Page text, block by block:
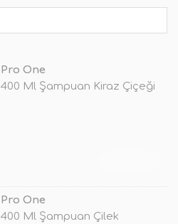
Pro One
400 Ml Şampuan Kiraz Çiçeği
Pro One
400 Ml Şampuan Çilek